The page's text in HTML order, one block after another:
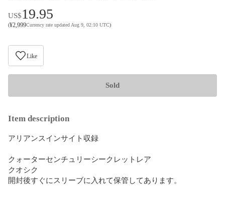
US$19.95
(¥2,999Currency rate updated Aug 9, 02:10 UTC)
Like
Sold
Item description
アリアンスインサイト収録
クォーターセンチュリーシークレットレア
クオシク
開封後すぐにスリーブに入れて保管してあります。